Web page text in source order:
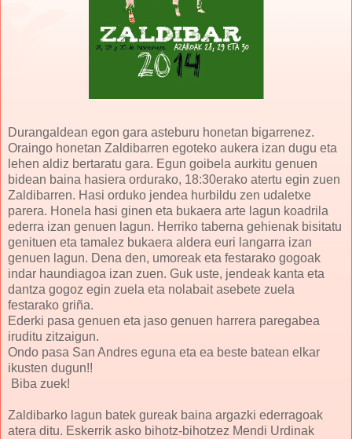
Durangaldean egon gara asteburu honetan bigarrenez.
Oraingo honetan Zaldibarren egoteko aukera izan dugu eta
lehen aldiz bertaratu gara. Egun goibela aurkitu genuen
bidean baina hasiera ordurako, 18:30erako atertu egin zuen
Zaldibarren. Hasi orduko jendea hurbildu zen udaletxe
parera. Honela hasi ginen eta bukaera arte lagun koadrila
ederra izan genuen lagun. Herriko taberna gehienak bisitatu
genituen eta tamalez bukaera aldera euri langarra izan
genuen lagun. Dena den, umoreak eta festarako gogoak
indar haundiagoa izan zuen. Guk uste, jendeak kanta eta
dantza gogoz egin zuela eta nolabait asebete zuela
festarako griña.
Ederki pasa genuen eta jaso genuen harrera paregabea
iruditu zitzaigun.
Ondo pasa San Andres eguna eta ea beste batean elkar
ikusten dugun!!
Biba zuek!
Zaldibarko lagun batek gureak baina argazki ederragoak
atera ditu. Eskerrik asko bihotz-bihotzez Mendi Urdinak